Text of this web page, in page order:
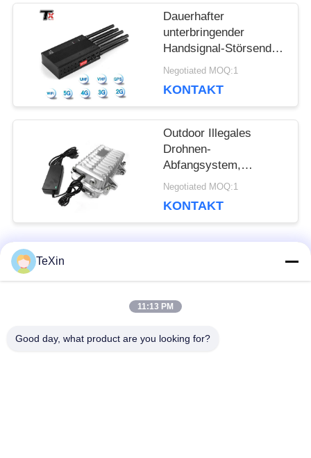
SITEMAP
PRIVACY
POLICY
Drohnenüberwachung
und Gegenmaßnahmen
Dauerhafter
unterbringender
Handsignal-Störsender
für Konferenzen und
Negotiated MOQ:1
KONTAKT
Outdoor Illegales
Drohnen-
Abfangsystem,
Außenwasserdichte
Negotiated MOQ:1
KONTAKT
Beliebte Kategorien
Modul
TeXin
11:13 PM
Good day, what product are you looking for?